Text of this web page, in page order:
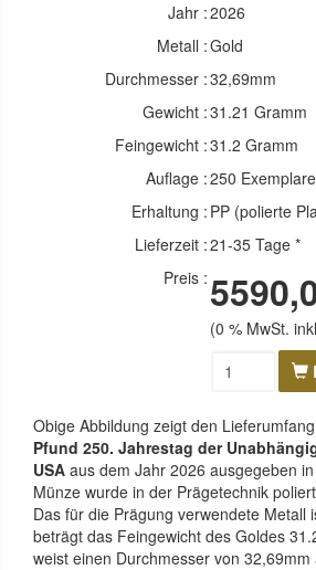
Jahr :2026
Metall :Gold
Durchmesser :32,69mm
Gewicht :31.21 Gramm
Feingewicht :31.2 Gramm
Auflage :250 Exemplare
Erhaltung : PP (polierte
Lieferzeit :21-35 Tage *
Preis :
(0 % MwSt.
Obige Abbildung zeigt den
Pfund 250. Jahrestag der
USA aus dem Jahr 2026 ausgegeben
Münze wurde in der Prägetechnik
Das für die Prägung verwendete Metall
beträgt das Feingewicht des Goldes
weist einen Durchmesser von 32,69mm